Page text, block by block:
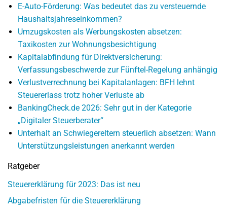
E-Auto-Förderung: Was bedeutet das zu versteuernde
Haushaltsjahreseinkommen?
Umzugskosten als Werbungskosten absetzen:
Taxikosten zur Wohnungsbesichtigung
Kapitalabfindung für Direktversicherung:
Verfassungsbeschwerde zur Fünftel-Regelung anhängig
Verlustverrechnung bei Kapitalanlagen: BFH lehnt
Steuererlass trotz hoher Verluste ab
BankingCheck.de 2026: Sehr gut in der Kategorie
„Digitaler Steuerberater“
Unterhalt an Schwiegereltern steuerlich absetzen: Wann
Unterstützungsleistungen anerkannt werden
Ratgeber
Steuererklärung für 2023: Das ist neu
Abgabefristen für die Steuererklärung